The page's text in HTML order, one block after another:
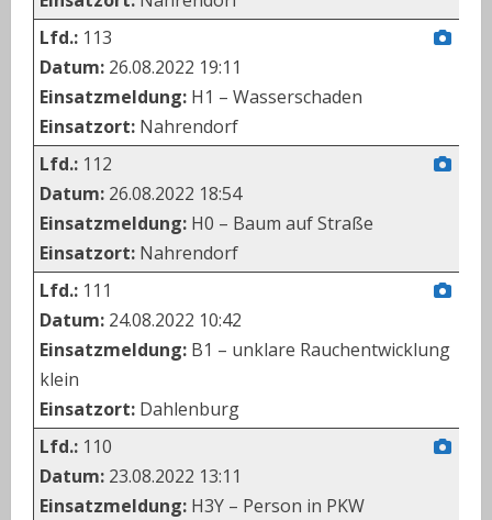
Lfd.: 113
Datum: 26.08.2022 19:11
Einsatzmeldung: H1 – Wasserschaden
Einsatzort: Nahrendorf
Lfd.: 112
Datum: 26.08.2022 18:54
Einsatzmeldung: H0 – Baum auf Straße
Einsatzort: Nahrendorf
Lfd.: 111
Datum: 24.08.2022 10:42
Einsatzmeldung: B1 – unklare Rauchentwicklung
klein
Einsatzort: Dahlenburg
Lfd.: 110
Datum: 23.08.2022 13:11
Einsatzmeldung: H3Y – Person in PKW